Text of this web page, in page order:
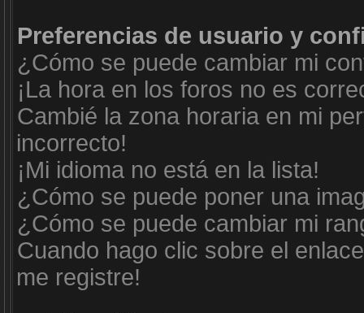
Preferencias de usuario y
¿Cómo se puede cambiar mi
¡La hora en los foros no es
Cambié la zona horaria en mi
incorrecto!
¡Mi idioma no está en la lista!
¿Cómo se puede poner una
¿Cómo se puede cambiar mi
Cuando hago clic sobre el
me registre!